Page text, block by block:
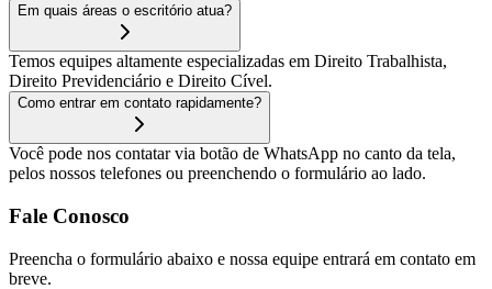
Em quais áreas o escritório atua?
Temos equipes altamente especializadas em Direito Trabalhista,
Direito Previdenciário e Direito Cível.
Como entrar em contato rapidamente?
Você pode nos contatar via botão de WhatsApp no canto da tela,
pelos nossos telefones ou preenchendo o formulário ao lado.
Fale Conosco
Preencha o formulário abaixo e nossa equipe entrará em contato em
breve.